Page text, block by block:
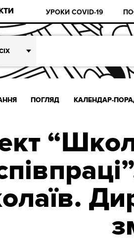
УРОКИ COVID-19
ПОГЛЯД КАЛЕНДАР-